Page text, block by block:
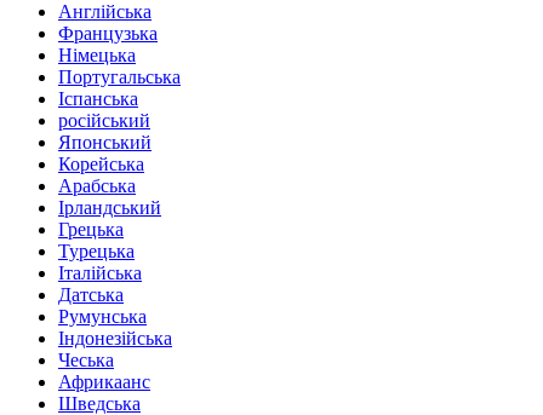
Англійська
Французька
Німецька
Португальська
Іспанська
російський
Японський
Корейська
Арабська
Ірландський
Грецька
Турецька
Італійська
Датська
Румунська
Індонезійська
Чеська
Африкаанс
Шведська